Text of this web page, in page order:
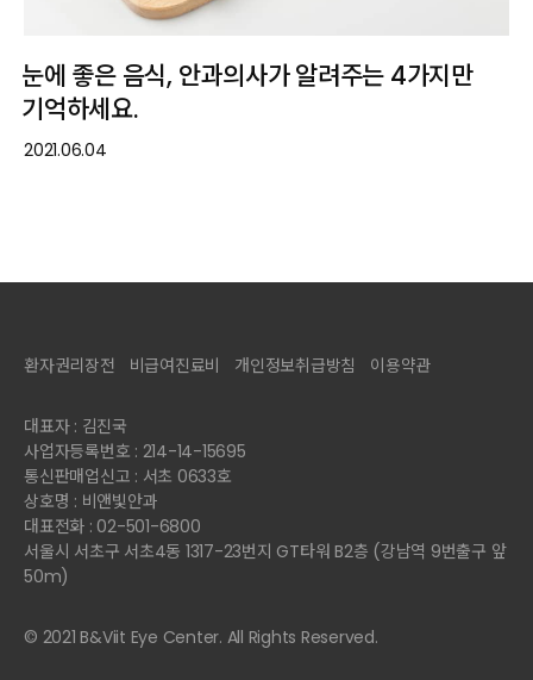
눈에 좋은 음식, 안과의사가 알려주는 4가지만
기억하세요.
2021.06.04
환자권리장전 비급여진료비 개인정보취급방침 이용약관
대표자 : 김진국
사업자등록번호 : 214-14-15695
통신판매업신고 : 서초 0633호
상호명 : 비앤빛안과
대표전화 : 02-501-6800
서울시 서초구 서초4동 1317-23번지 GT타워 B2층 (강남역 9번출구 앞
50m)
© 2021 B&Viit Eye Center. All Rights Reserved.